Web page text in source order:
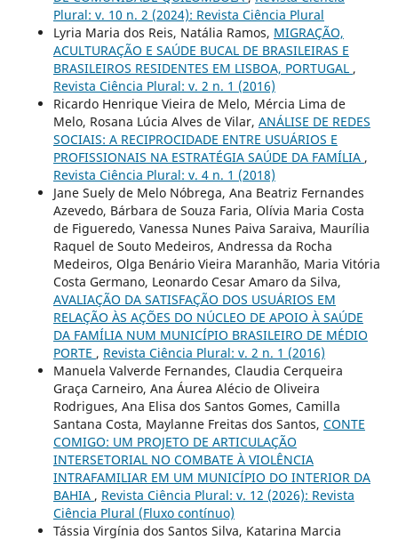
Plural: v. 10 n. 2 (2024): Revista Ciência Plural
Lyria Maria dos Reis, Natália Ramos, MIGRAÇÃO,
ACULTURAÇÃO E SAÚDE BUCAL DE BRASILEIRAS E
BRASILEIROS RESIDENTES EM LISBOA, PORTUGAL ,
Revista Ciência Plural: v. 2 n. 1 (2016)
Ricardo Henrique Vieira de Melo, Mércia Lima de
Melo, Rosana Lúcia Alves de Vilar, ANÁLISE DE REDES
SOCIAIS: A RECIPROCIDADE ENTRE USUÁRIOS E
PROFISSIONAIS NA ESTRATÉGIA SAÚDE DA FAMÍLIA ,
Revista Ciência Plural: v. 4 n. 1 (2018)
Jane Suely de Melo Nóbrega, Ana Beatriz Fernandes
Azevedo, Bárbara de Souza Faria, Olívia Maria Costa
de Figueredo, Vanessa Nunes Paiva Saraiva, Maurília
Raquel de Souto Medeiros, Andressa da Rocha
Medeiros, Olga Benário Vieira Maranhão, Maria Vitória
Costa Germano, Leonardo Cesar Amaro da Silva,
AVALIAÇÃO DA SATISFAÇÃO DOS USUÁRIOS EM
RELAÇÃO ÀS AÇÕES DO NÚCLEO DE APOIO À SAÚDE
DA FAMÍLIA NUM MUNICÍPIO BRASILEIRO DE MÉDIO
PORTE , Revista Ciência Plural: v. 2 n. 1 (2016)
Manuela Valverde Fernandes, Claudia Cerqueira
Graça Carneiro, Ana Áurea Alécio de Oliveira
Rodrigues, Ana Elisa dos Santos Gomes, Camilla
Santana Costa, Maylanne Freitas dos Santos, CONTE
COMIGO: UM PROJETO DE ARTICULAÇÃO
INTERSETORIAL NO COMBATE À VIOLÊNCIA
INTRAFAMILIAR EM UM MUNICÍPIO DO INTERIOR DA
BAHIA , Revista Ciência Plural: v. 12 (2026): Revista
Ciência Plural (Fluxo contínuo)
Tássia Virgínia dos Santos Silva, Katarina Marcia